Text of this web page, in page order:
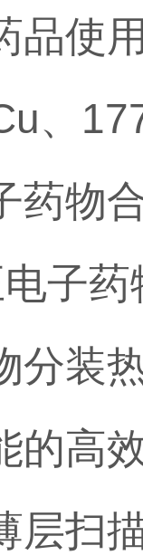
品使
、
药物
子
分装
的高
层扫